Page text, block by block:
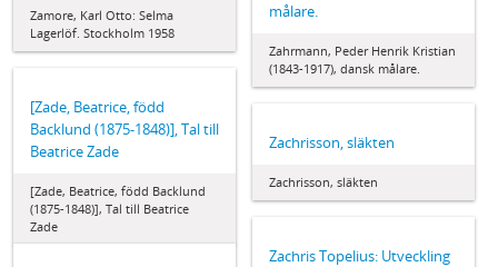
Zamore, Karl Otto: Selma
Lagerlöf. Stockholm 1958
målare.
Zahrmann, Peder Henrik Kristian
(1843-1917), dansk målare.
[Zade, Beatrice, född
Backlund (1875-1848)], Tal till
Beatrice Zade
[Zade, Beatrice, född Backlund
(1875-1848)], Tal till Beatrice
Zade
Zachrisson, släkten
Zachrisson, släkten
Zachris Topelius: Utveckling